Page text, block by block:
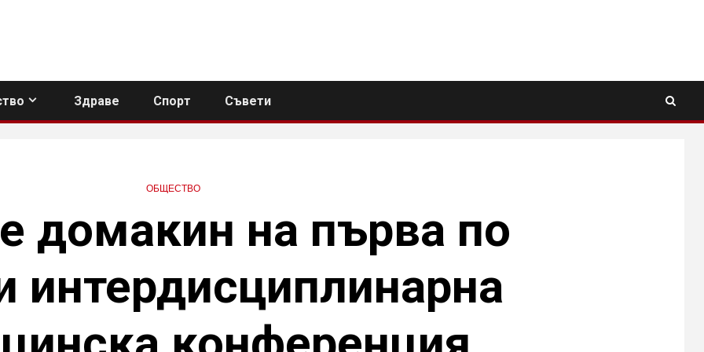
Здраве Спорт Съвети
ОБЩЕСТВО
домакин на първа по
интердисциплинарна